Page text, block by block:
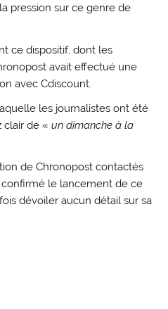
pression sur ce genre de
ce dispositif, dont les
avait effectué une
avec Cdiscount.
les journalistes ont été
clair de «un dimanche à la
de Chronopost contactés
confirmé le lancement de ce
dévoiler aucun détail sur sa